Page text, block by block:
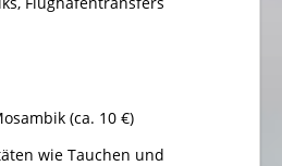
(ca. 10 €)
wie Tauchen und